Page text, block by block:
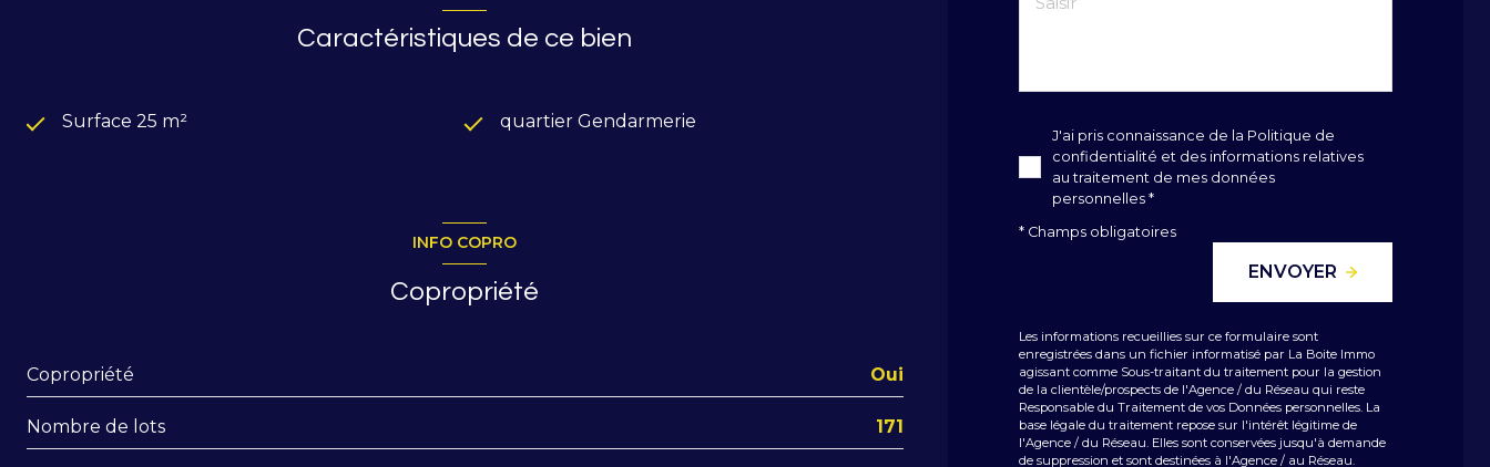
Caractéristiques de ce bien
Surface 25 m² quartier Gendarmerie
INFO COPRO
Copropriété
Copropriété Oui
Nombre de lots 171
J'ai pris connaissance de la Politique de
confidentialité et des informations relatives
au traitement de mes données
personnelles *
* Champs obligatoires
ENVOYER
Les informations recueillies sur ce formulaire sont
enregistrées dans un fichier informatisé par La Boite Immo
agissant comme Sous-traitant du traitement pour la gestion
de la clientèle/prospects de l'Agence / du Réseau qui reste
Responsable du Traitement de vos Données personnelles. La
base légale du traitement repose sur l'intérêt légitime de
l'Agence / du Réseau. Elles sont conservées jusqu'à demande
de suppression et sont destinées à l'Agence / au Réseau.